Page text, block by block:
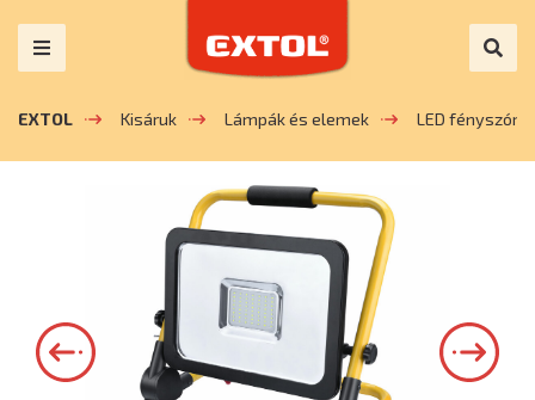
EXTOL Kisáruk Lámpák és elemek LED fényszórók